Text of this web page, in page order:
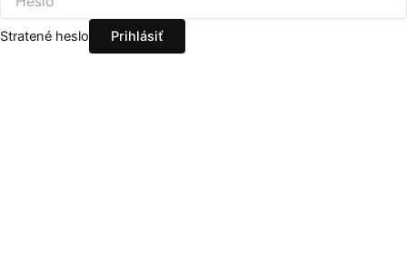
Stratené heslo